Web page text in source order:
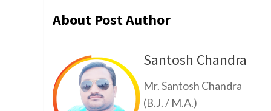
About Post Author
Santosh Chandra
Mr. Santosh Chandra
(B.J. / M.A.)